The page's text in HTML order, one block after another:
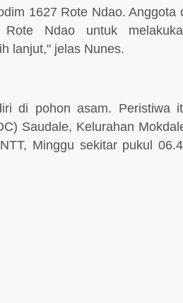
1627 Rote Ndao. Anggota
Ndao untuk
lanjut," jelas Nunes.
di pohon asam. Peristiwa
Saudale, Kelurahan
Minggu sekitar pukul